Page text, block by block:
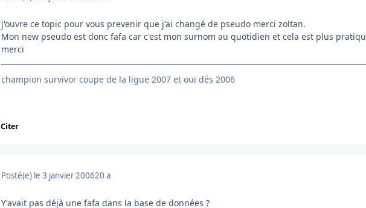
j'ouvre ce topic pour vous prevenir que j'ai changé de pseudo merci zoltan.
Mon new pseudo est donc fafa car c'est mon surnom au quotidien et cela est plus
merci
champion survivor coupe de la ligue 2007 et oui dés 2006
Citer
Posté(e) le 3 janvier 200620 a
Y'avait pas déjà une fafa dans la base de données ?